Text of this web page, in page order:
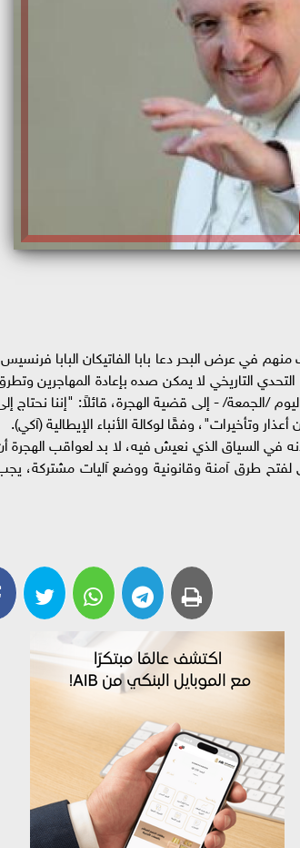
في عرض البحر دعا بابا الفاتيكان البابا
التاريخي لا يمكن صده بإعادة المهاجرين
/الجمعة/ - إلى قضية الهجرة، قائلاً: "إننا نحتاج
وتأخيرات"، وفقًا لوكالة الأنباء الإيطالية (آكي).
في السياق الذي نعيش فيه، لا بد لعواقب الهجرة
لفتح طرق آمنة وقانونية ووضع آليات مشتركة،